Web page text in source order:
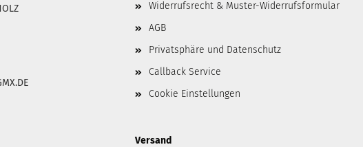
Widerrufsrecht & Muster-Widerrufsformular
AGB
Privatsphäre und Datenschutz
Callback Service
Cookie Einstellungen
Versand